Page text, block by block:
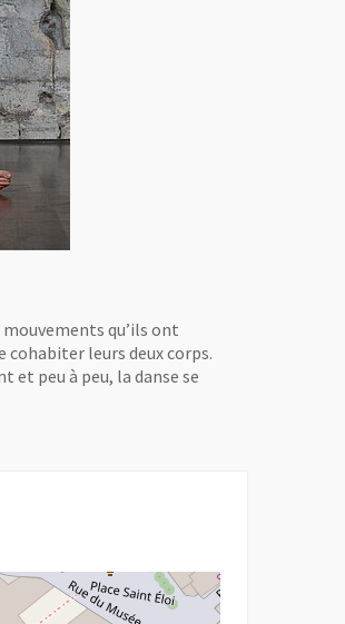
qu’ils ont
cohabiter leurs deux corps.
et peu à peu, la danse se